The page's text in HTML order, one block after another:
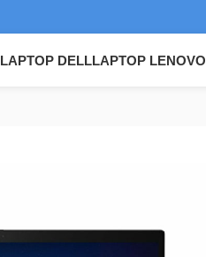
LAPTOP DELLLAPTOP LENOVO